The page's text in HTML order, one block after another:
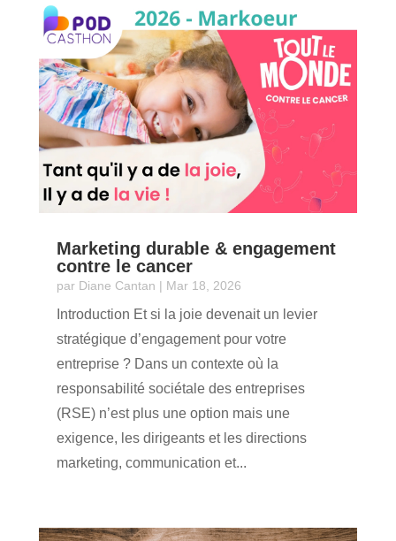
Marketing durable & engagement
contre le cancer
par Diane Cantan | Mar 18, 2026
Introduction Et si la joie devenait un levier
stratégique d’engagement pour votre
entreprise ? Dans un contexte où la
responsabilité sociétale des entreprises
(RSE) n’est plus une option mais une
exigence, les dirigeants et les directions
marketing, communication et...